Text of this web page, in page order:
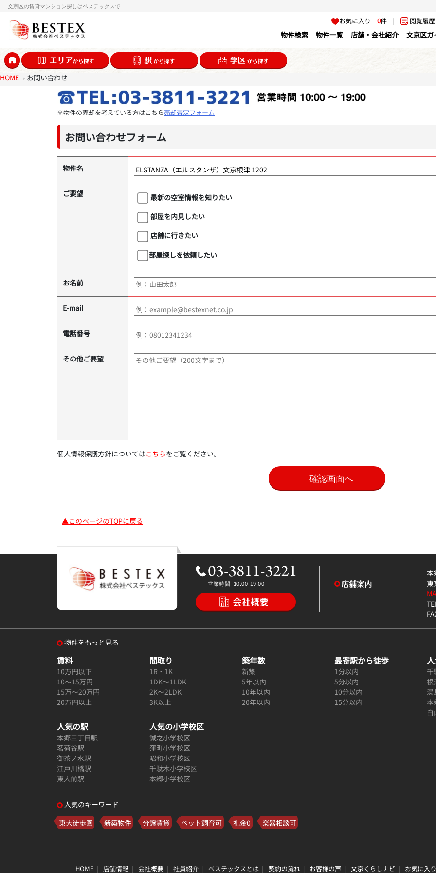
文京区の賃貸マンション探しはベステックスで
お気に入り0件 | 閲覧履
物件検索 物件一覧 店舗・会社紹介 文京区ガ
HOME お問い合わせ
※物件の売却を考えている方はこちら売却査定フォーム
お問い合わせフォーム
物件名
ご要望
最新の空室情報を知りたい
部屋を内見したい
店舗に行きたい
部屋探しを依頼したい
お名前
E-mail
電話番号
その他ご要望
個人情報保護方針についてはこちらをご覧ください。
▲このページのTOPに戻る
本
東
物件をもっと見る
賃料
10万円以下
10～15万円
15万～20万円
20万円以上
間取り
1R・1K
1DK～1LDK
2K～2LDK
3K以上
築年数
新築
5年以内
10年以内
20年以内
最寄駅から徒歩
1分以内
5分以内
10分以内
15分以内
千
根
湯
本
白
人気の駅
本郷三丁目駅
茗荷谷駅
御茶ノ水駅
江戸川橋駅
東大前駅
人気の小学校区
誠之小学校区
窪町小学校区
昭和小学校区
千駄木小学校区
本郷小学校区
人気のキーワード
東大徒歩圏
新築物件 分譲賃貸 ペット飼育可 礼金0 楽器相談可
HOME 店舗情報 会社概要 社員紹介 ベステックスとは 契約の流れ お客様の声 文京くらしナビ お気に入